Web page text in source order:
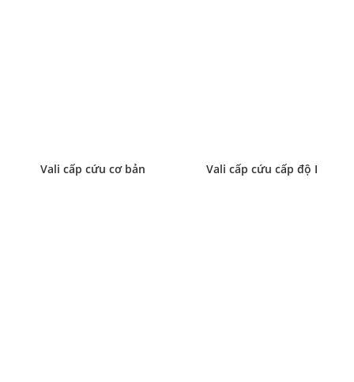
Vali cấp cứu cơ bản Vali cấp cứu cấp độ I